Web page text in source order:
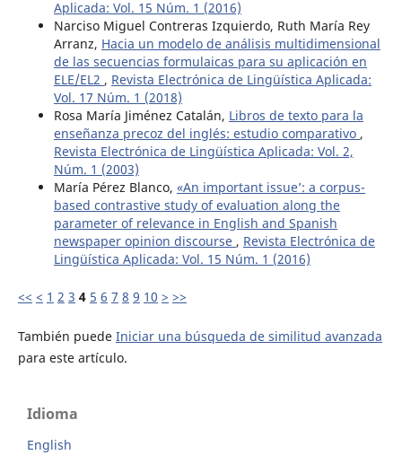
Aplicada: Vol. 15 Núm. 1 (2016)
Narciso Miguel Contreras Izquierdo, Ruth María Rey
Arranz, Hacia un modelo de análisis multidimensional
de las secuencias formulaicas para su aplicación en
ELE/EL2 , Revista Electrónica de Lingüística Aplicada:
Vol. 17 Núm. 1 (2018)
Rosa María Jiménez Catalán, Libros de texto para la
enseñanza precoz del inglés: estudio comparativo ,
Revista Electrónica de Lingüística Aplicada: Vol. 2,
Núm. 1 (2003)
María Pérez Blanco, «An important issue’: a corpus-
based contrastive study of evaluation along the
parameter of relevance in English and Spanish
newspaper opinion discourse , Revista Electrónica de
Lingüística Aplicada: Vol. 15 Núm. 1 (2016)
<< < 1 2 3 4 5 6 7 8 9 10 > >>
También puede Iniciar una búsqueda de similitud avanzada
para este artículo.
Idioma
English